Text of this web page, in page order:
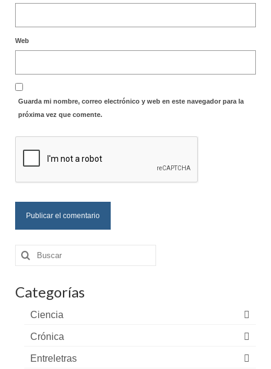
Web
Guarda mi nombre, correo electrónico y web en este navegador para la
próxima vez que comente.
Buscar
por:
Categorías
Ciencia
Crónica
Entreletras